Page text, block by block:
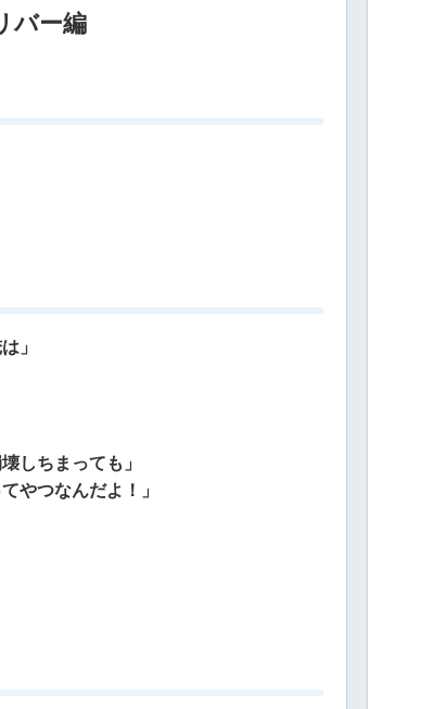
バー編
」
しちまっても」
やつなんだよ！」